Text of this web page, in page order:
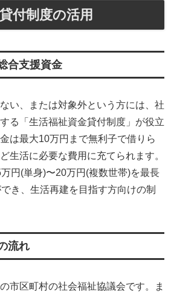
付制度の活用
合支援資金
い、または対象外という方には、社
る「生活福祉資金貸付制度」が役立
は最大10万円まで無利子で借りら
生活に必要な費用に充てられます。
円(単身)〜20万円(複数世帯)を最長
き、生活再建を目指す方向けの制
流れ
市区町村の社会福祉協議会です。ま